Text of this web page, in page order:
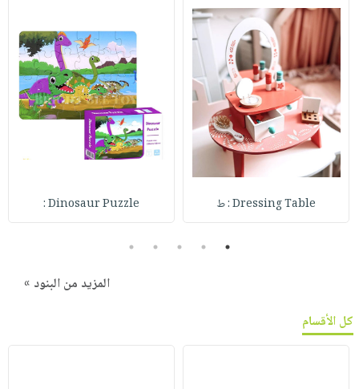
Dressing Table : ط Dinosaur Puzzle :
1
2
3
4
5
المزيد من البنود »
كل الأقسام